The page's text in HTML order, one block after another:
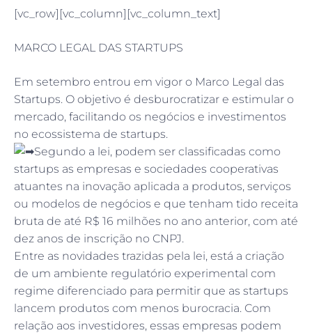
[vc_row][vc_column][vc_column_text]
MARCO LEGAL DAS STARTUPS
Em setembro entrou em vigor o Marco Legal das
Startups. O objetivo é desburocratizar e estimular o
mercado, facilitando os negócios e investimentos
no ecossistema de startups.
Segundo a lei, podem ser classificadas como
startups as empresas e sociedades cooperativas
atuantes na inovação aplicada a produtos, serviços
ou modelos de negócios e que tenham tido receita
bruta de até R$ 16 milhões no ano anterior, com até
dez anos de inscrição no CNPJ.
Entre as novidades trazidas pela lei, está a criação
de um ambiente regulatório experimental com
regime diferenciado para permitir que as startups
lancem produtos com menos burocracia. Com
relação aos investidores, essas empresas podem